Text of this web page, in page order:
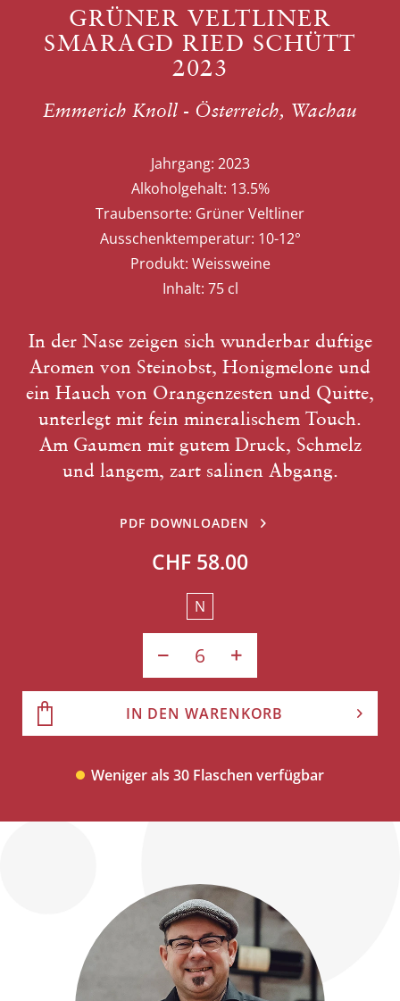
GRÜNER VELTLINER
SMARAGD RIED SCHÜTT
2023
Emmerich Knoll - Österreich, Wachau
Jahrgang: 2023
Alkoholgehalt: 13.5%
Traubensorte: Grüner Veltliner
Ausschenktemperatur: 10-12°
Produkt: Weissweine
Inhalt: 75 cl
In der Nase zeigen sich wunderbar duftige
Aromen von Steinobst, Honigmelone und
ein Hauch von Orangenzesten und Quitte,
unterlegt mit fein mineralischem Touch.
Am Gaumen mit gutem Druck, Schmelz
und langem, zart salinen Abgang.
PDF DOWNLOADEN
CHF 58.00
N
IN DEN WARENKORB
Weniger als 30 Flaschen verfügbar